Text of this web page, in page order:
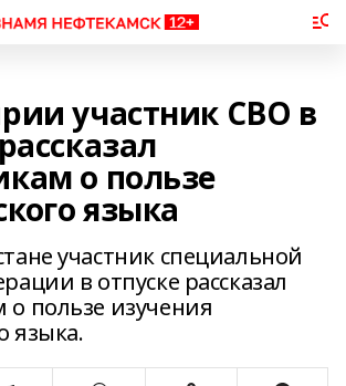
участник СВО в
о пользе
языка
участник специальной
в отпуске рассказал
пользе изучения
языка.